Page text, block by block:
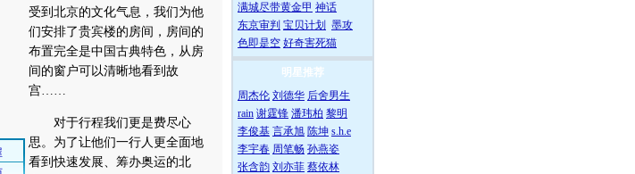
受到北京的文化气息，我们为他
们安排了贵宾楼的房间，房间的
布置完全是中国古典特色，从房
间的窗户可以清晰地看到故
宫……
对于行程我们更是费尽心
思。为了让他们一行人更全面地
看到快速发展、筹办奥运的北
满城尽带黄金甲 神话
东京审判 宝贝计划
墨攻
色即是空 好奇害死猫
明星推荐
周杰伦 刘德华 后舍男生
rain 谢霆锋 潘玮柏 黎明
李俊基 言承旭 陈坤 s.h.e
李宇春 周笔畅 孙燕姿
张含韵 刘亦菲 蔡依林